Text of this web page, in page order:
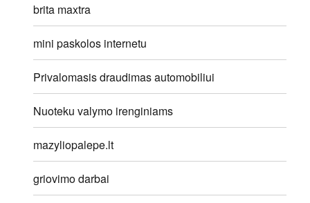
brita maxtra
mini paskolos internetu
Privalomasis draudimas automobiliui
Nuoteku valymo irenginiams
mazyliopalepe.lt
griovimo darbai